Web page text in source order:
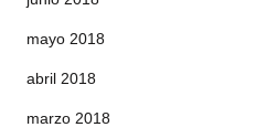
mayo 2018
abril 2018
marzo 2018